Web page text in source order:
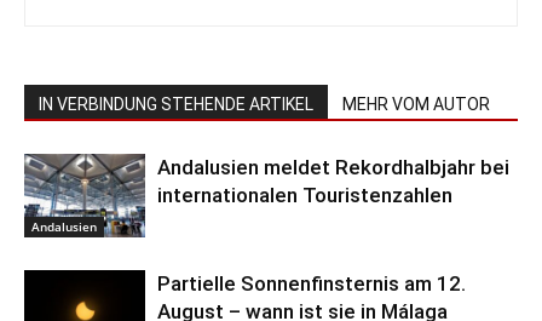
IN VERBINDUNG STEHENDE ARTIKEL MEHR VOM AUTOR
Andalusien
Andalusien meldet Rekordhalbjahr bei
internationalen Touristenzahlen
Partielle Sonnenfinsternis am 12.
August – wann ist sie in Málaga